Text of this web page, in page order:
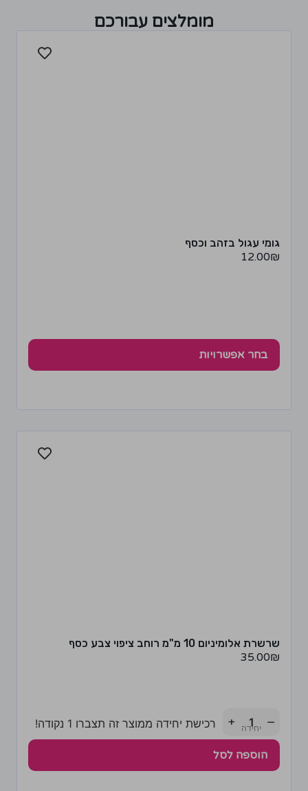
מומלצים עבורכם
גומי עגול בזהב וכסף
12.00₪
בחר אפשרויות
שרשרת אלומיניום 10 מ"מ רוחב ציפוי צבע כסף
35.00₪
−
+ רכישת יחידה ממוצר זה תצברו 1 נקודה!
הוספה לסל